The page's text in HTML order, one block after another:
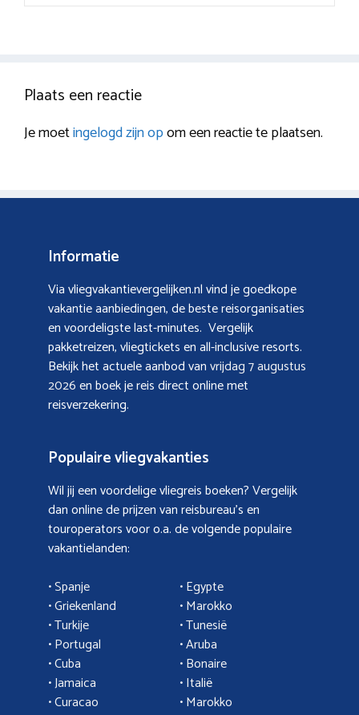
Plaats een reactie
Je moetingelogd zijn opom een reactie te plaatsen.
Informatie
Via vliegvakantievergelijken.nl vind je goedkope
vakantie aanbiedingen, de beste reisorganisaties
en voordeligste last-minutes. Vergelijk
pakketreizen, vliegtickets en all-inclusive resorts.
Bekijk het actuele aanbod vanvrijdag 7 augustus
2026en boek je reis direct online met
reisverzekering.
Populaire vliegvakanties
Wil jij een voordelige vliegreis boeken? Vergelijk
dan online de prijzen van reisbureau’s en
touroperators voor o.a. de volgende populaire
vakantielanden:
• Spanje
• Griekenland
• Turkije
•Portugal
•Cuba
•Jamaica
• Curacao
• Egypte
•Marokko
• Tunesië
•Aruba
• Bonaire
•Italië
•Marokko